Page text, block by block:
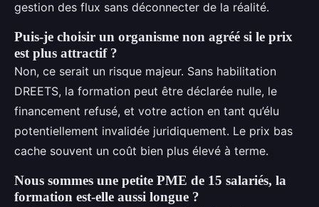
gestion des flux sans déconnecter de la réalité.
Puis-je choisir un organisme non agréé si le prix
est plus attractif ?
Non, ce serait un risque majeur. Sans habilitation
DREETS, la formation peut être déclarée nulle, le
financement refusé, et votre action en tant qu’élu
potentiellement invalidée juridiquement. Le prix bas
cache souvent un coût bien plus élevé à terme.
Nous sommes une petite PME de 15 salariés, la
formation est-elle aussi longue ?